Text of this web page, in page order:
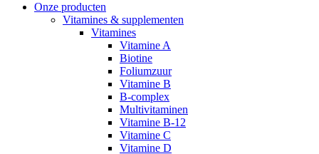
Onze producten
Vitamines & supplementen
Vitamines
Vitamine A
Biotine
Foliumzuur
Vitamine B
B-complex
Multivitaminen
Vitamine B-12
Vitamine C
Vitamine D